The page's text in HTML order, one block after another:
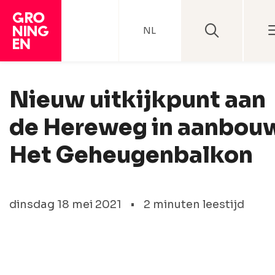
NL
Nieuw uitkijkpunt aan
de Hereweg in
Het Geheugenbalkon
dinsdag 18 mei 2021 • 2 minuten leestijd